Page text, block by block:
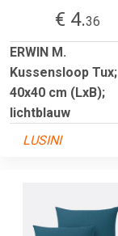
€ 4.36
ERWIN M.
Kussensloop Tux;
40x40 cm (LxB);
lichtblauw
LUSINI